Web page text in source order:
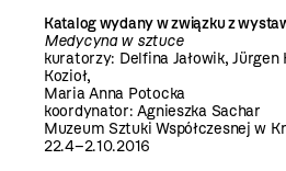
Katalog wydany w związku z
Medycyna w sztuce
kuratorzy: Delfina Jałowik,
Kozioł,
Maria Anna Potocka
koordynator: Agnieszka Sachar
Muzeum Sztuki Współczesnej w
22.4–2.10.2016